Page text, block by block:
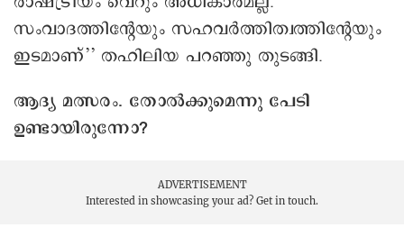
സംവാദത്തിന്റേയും സഹവർത്തിത്വത്തിന്റേയും
ഇടമാണ്’’ തഹിലിയ പറഞ്ഞു തുടങ്ങി.
ആദ്യ മത്സരം. തോൽക്കുമെന്നു പേടി
ഉണ്ടായിരുന്നോ?
ADVERTISEMENT
Interested in showcasing your ad? Get in touch.